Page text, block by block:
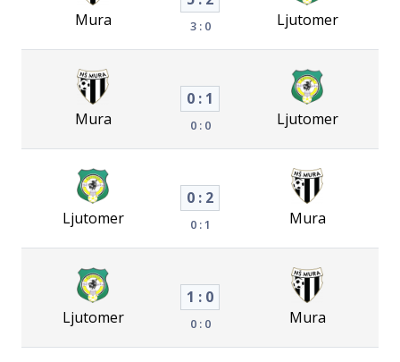
Mura 3 : 0 Ljutomer
Mura
0 : 1
0 : 0 Ljutomer
Ljutomer
0 : 2
0 : 1 Mura
Ljutomer
1 : 0
0 : 0 Mura